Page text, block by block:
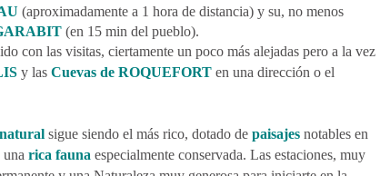
(aproximadamente a 1 hora de distancia) y su, no menos
(en 15 min del pueblo).
con las visitas, ciertamente un poco más alejadas pero a la vez
y las Cuevas de ROQUEFORT en una dirección o el
sigue siendo el más rico, dotado de paisajes notables en
una rica fauna especialmente conservada. Las estaciones, muy